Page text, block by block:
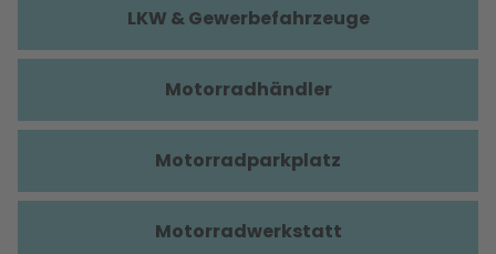
LKW & Gewerbefahrzeuge
Motorradhändler
Motorradparkplatz
Motorradwerkstatt